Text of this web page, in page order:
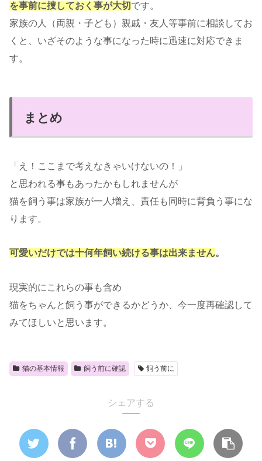
を事前に捜しておく事が大切 です。
家族の人（両親・子ども）親戚・友人等事前に相談してお
くと、いざそのような事になった時に迅速に対応できま
す。
まとめ
「え！ここまで考えなきゃいけないの！」
と思われる事もあったかもしれませんが
猫を飼う事は家族が一人増え、責任も同時に背負う事にな
ります。
可愛いだけでは十何年飼い続ける事は出来ません。
現実的にこれらの事も含め
猫をちゃんと飼う事ができるかどうか、今一度再確認して
みてほしいと思います。
猫の基本情報 飼う前に確認 飼う前に
シェアする